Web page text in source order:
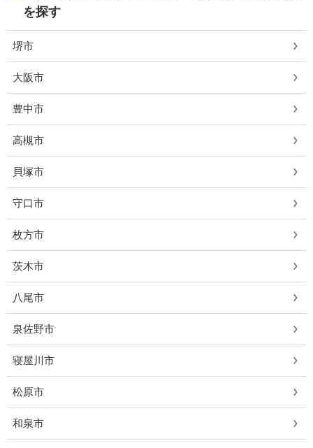
を探す
堺市
大阪市
豊中市
高槻市
貝塚市
守口市
枚方市
茨木市
八尾市
泉佐野市
寝屋川市
松原市
和泉市